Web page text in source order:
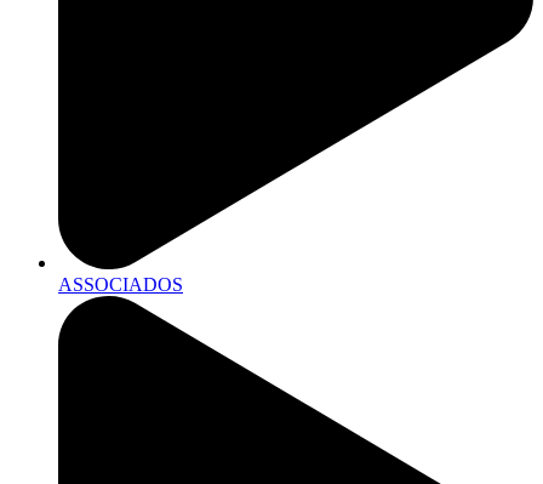
ASSOCIADOS